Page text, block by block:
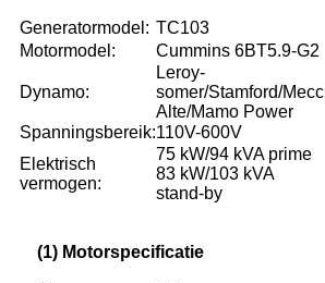
Generatormodel: TC103
Motormodel:
Cummins 6BT5.9-G2
Dynamo:
Leroy-
somer/Stamford/Mecc
Alte/Mamo Power
Spanningsbereik:110V-600V
Elektrisch
vermogen:
75 kW/94 kVA prime
83 kW/103 kVA
stand-by
(1) Motorspecificatie